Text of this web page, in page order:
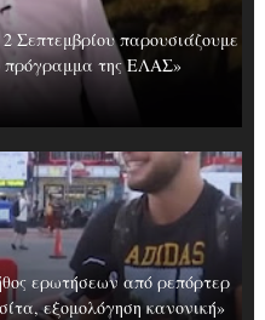
Σεπτεμβρίου παρουσιάζουμε
πρόγραμμα της ΕΛΑΣ»
ερωτήσεων από ρεπόρτερ
εξομολόγηση κανονική»